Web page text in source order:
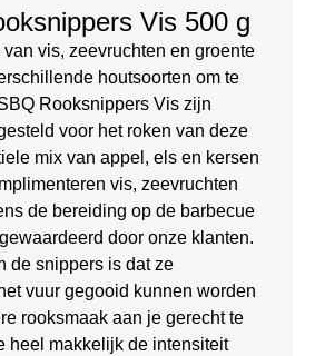
Vis 500 g
vis, zeevruchten en groente
houtsoorten om te
Rooksnippers Vis zijn
voor het roken van deze
mix van appel, els en kersen
vis, zeevruchten
de bereiding op de barbecue
door onze klanten.
de snippers is dat ze
vuur gegooid kunnen worden
rooksmaak aan je gerecht te
heel makkelijk de intensiteit